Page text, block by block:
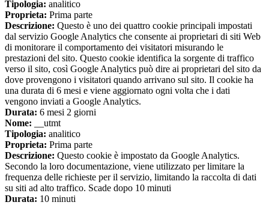
Tipologia: analitico
Proprieta: Prima parte
Descrizione: Questo è uno dei quattro cookie principali impostati
dal servizio Google Analytics che consente ai proprietari di siti Web
di monitorare il comportamento dei visitatori misurando le
prestazioni del sito. Questo cookie identifica la sorgente di traffico
verso il sito, così Google Analytics può dire ai proprietari del sito da
dove provengono i visitatori quando arrivano sul sito. Il cookie ha
una durata di 6 mesi e viene aggiornato ogni volta che i dati
vengono inviati a Google Analytics.
Durata: 6 mesi 2 giorni
Nome: __utmt
Tipologia: analitico
Proprieta: Prima parte
Descrizione: Questo cookie è impostato da Google Analytics.
Secondo la loro documentazione, viene utilizzato per limitare la
frequenza delle richieste per il servizio, limitando la raccolta di dati
su siti ad alto traffico. Scade dopo 10 minuti
Durata: 10 minuti